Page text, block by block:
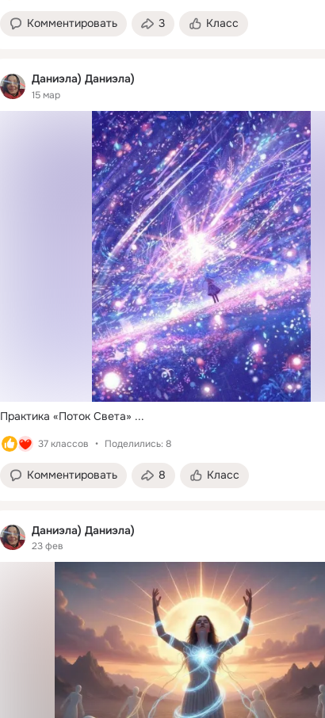
Комментировать 3 Класс
Даниэла) Даниэла)
15 мар
Практика «Поток Света» ...
37 классов Поделились: 8
Комментировать 8 Класс
Даниэла) Даниэла)
23 фев